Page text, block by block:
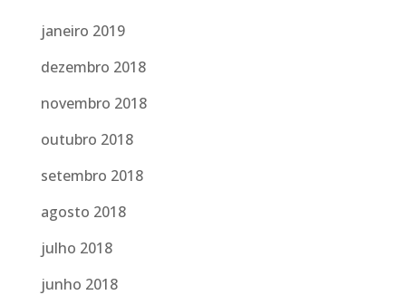
janeiro 2019
dezembro 2018
novembro 2018
outubro 2018
setembro 2018
agosto 2018
julho 2018
junho 2018